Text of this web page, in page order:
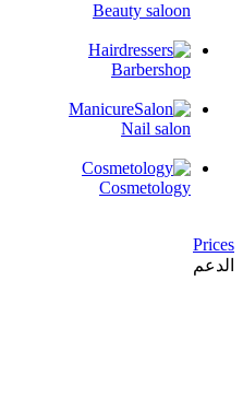
Beauty saloon
Barbershop
Nail salon
Cosmetology
Prices
الدعم